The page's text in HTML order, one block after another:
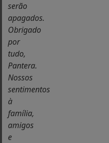
serão
apagados.
Obrigado
por
tudo,
Pantera.
Nossos
sentimentos
à
família,
amigos
e